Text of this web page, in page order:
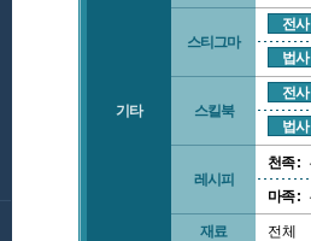
기타
스티그마
전사
법사
스킬북
전사
법사
레시피
천족 :
마족 :
재료 전체